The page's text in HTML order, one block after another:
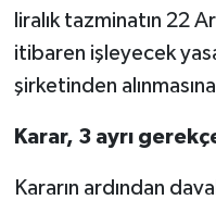
liralık tazminatın 22
itibaren işleyecek
şirketinden
Karar, 3 ayrı
Kararın ardından